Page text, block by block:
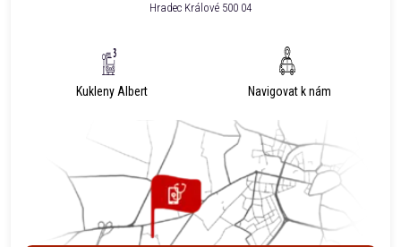
Hradec Králové 500 04
Kukleny Albert Navigovat k nám